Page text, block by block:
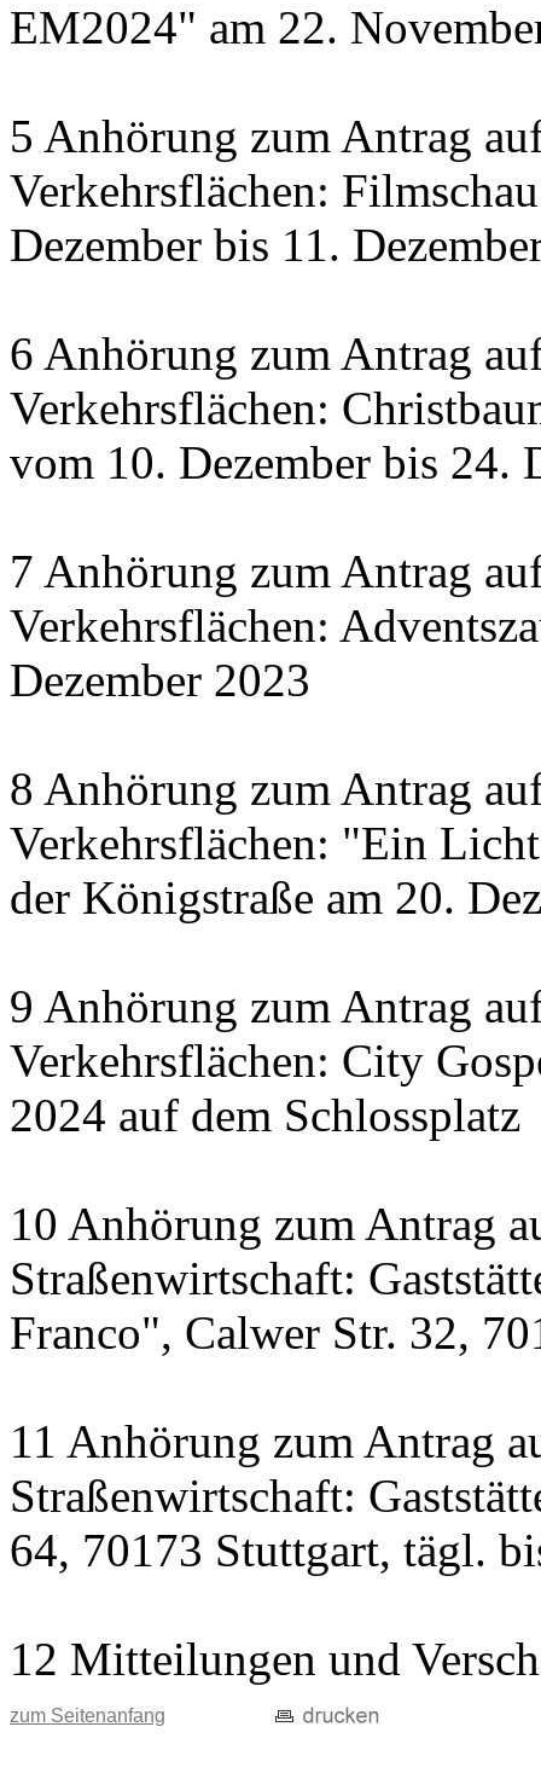
EM2024" am 22.
5 Anhörung zum Antrag
Verkehrsflächen:
Dezember bis 11.
6 Anhörung zum Antrag
Verkehrsflächen:
vom 10. Dezember bis 24.
7 Anhörung zum Antrag
Verkehrsflächen:
Dezember 2023
8 Anhörung zum Antrag
Verkehrsflächen: "Ein
der Königstraße am 20.
9 Anhörung zum Antrag
Verkehrsflächen: City
2024 auf dem Schlossplatz
10 Anhörung zum Antrag
Straßenwirtschaft:
Franco", Calwer Str. 32,
11 Anhörung zum Antrag
Straßenwirtschaft:
64, 70173 Stuttgart, tägl.
12 Mitteilungen und
zum Seitenanfang